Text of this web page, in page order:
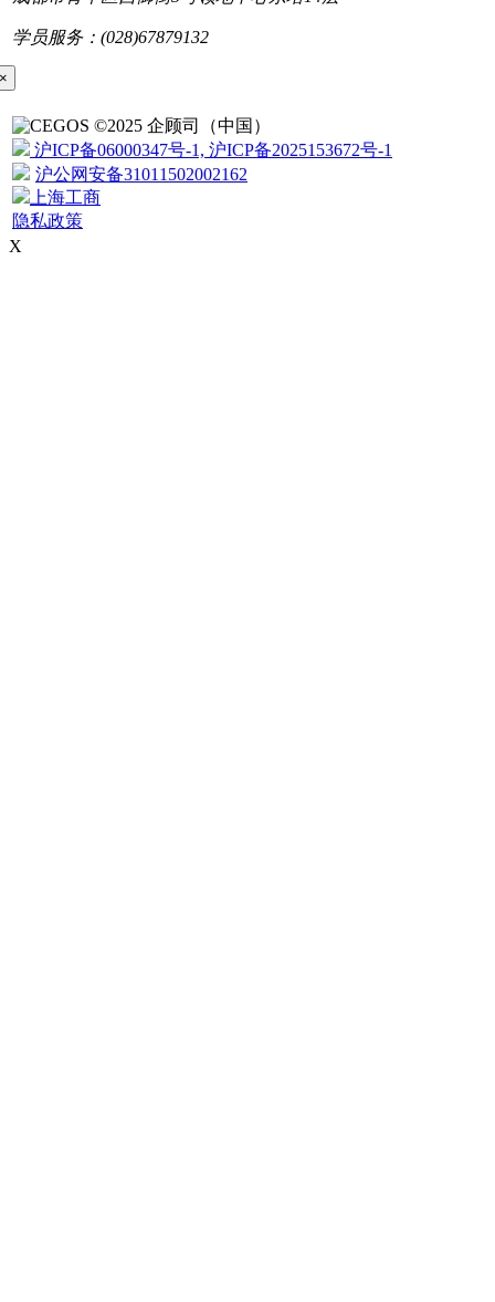
学员服务：(028)67879132
©2025 企顾司（中国）
沪ICP备06000347号-1, 沪ICP备2025153672号-1
沪公网安备31011502002162
上海工商
隐私政策
X